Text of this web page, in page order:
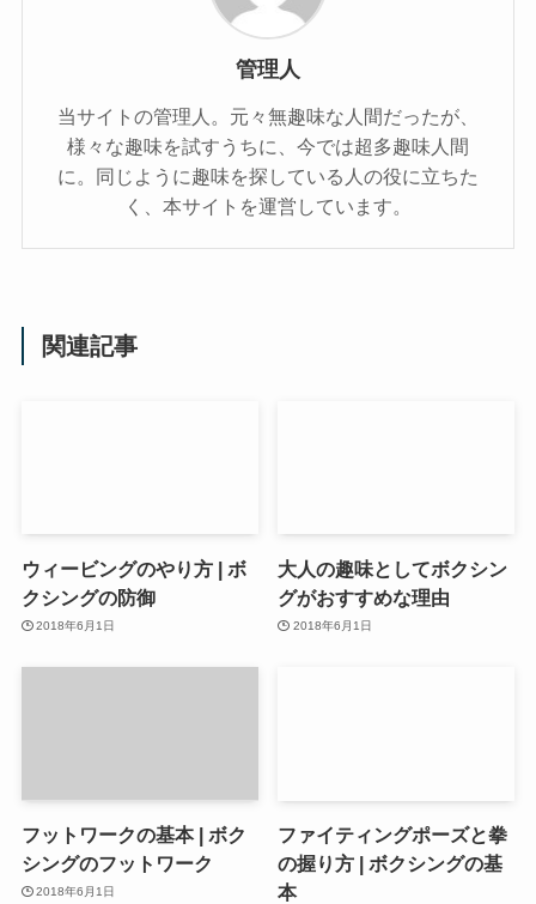
管理人
当サイトの管理人。元々無趣味な人間だったが、
様々な趣味を試すうちに、今では超多趣味人間
に。同じように趣味を探している人の役に立ちた
く、本サイトを運営しています。
関連記事
ウィービングのやり方 | ボ
クシングの防御
2018年6月1日
大人の趣味としてボクシン
グがおすすめな理由
2018年6月1日
フットワークの基本 | ボク
シングのフットワーク
2018年6月1日
ファイティングポーズと拳
の握り方 | ボクシングの基
本